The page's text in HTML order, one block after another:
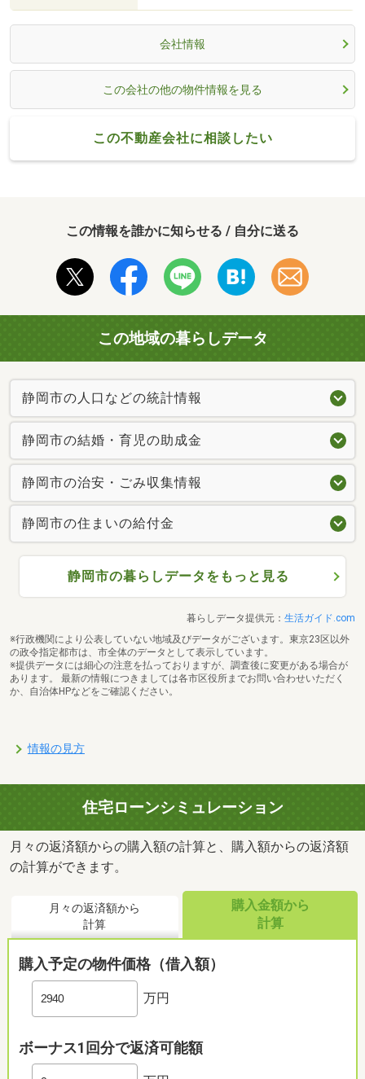
会社情報
この会社の他の物件情報を見る
この不動産会社に相談したい
この情報を誰かに知らせる / 自分に送る
この地域の暮らしデータ
静岡市の人口などの統計情報
静岡市の結婚・育児の助成金
静岡市の治安・ごみ収集情報
静岡市の住まいの給付金
静岡市の暮らしデータをもっと見る
暮らしデータ提供元： 生活ガイド.com
※行政機関により公表していない地域及びデータがございます。東京23区以外
の政令指定都市は、市全体のデータとして表示しています。
※提供データには細心の注意を払っておりますが、調査後に変更がある場合が
あります。 最新の情報につきましては各市区役所までお問い合わせいただく
か、自治体HPなどをご確認ください。
情報の見方
住宅ローンシミュレーション
月々の返済額からの購入額の計算と、購入額からの返済額
の計算ができます。
月々の返済額から
計算
購入金額から
計算
購入予定の物件価格（借入額）
万円
ボーナス1回分で返済可能額